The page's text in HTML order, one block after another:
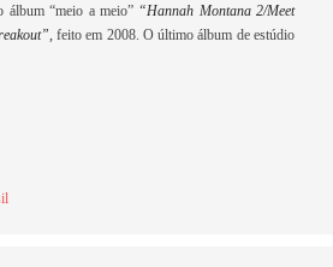
álbum “meio a meio” “Hannah Montana 2/Meet
feito em 2008. O último álbum de estúdio